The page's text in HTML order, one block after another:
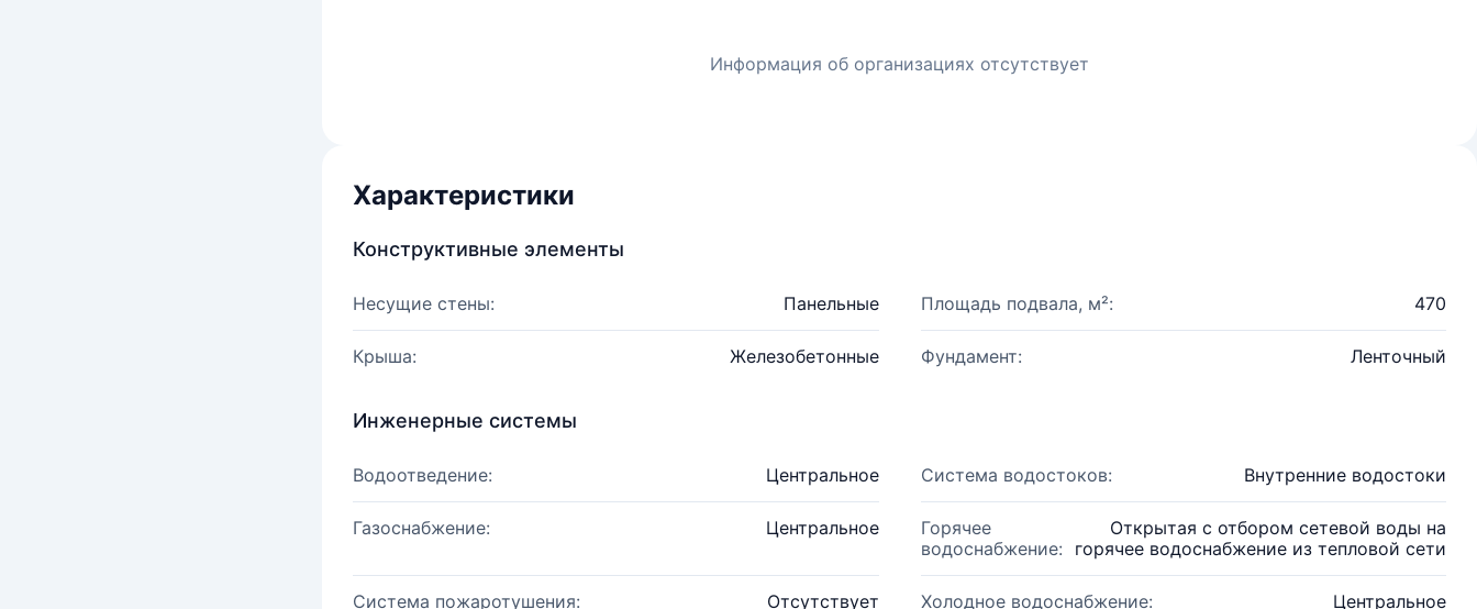
Информация об организациях отсутствует
Характеристики
Конструктивные элементы
Несущие стены: Панельные Площадь подвала, м²: 470
Крыша: Железобетонные Фундамент: Ленточный
Инженерные системы
Водоотведение: Центральное Система водостоков: Внутренние водостоки
Газоснабжение: Центральное
Горячее
водоснабжение:
Открытая с отбором сетевой воды на
горячее водоснабжение из тепловой сети
Система пожаротушения: Отсутствует Холодное водоснабжение: Центральное